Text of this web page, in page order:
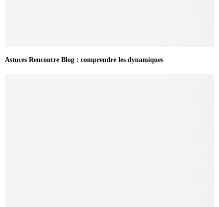
Astuces Rencontre Blog : comprendre les dynamiques